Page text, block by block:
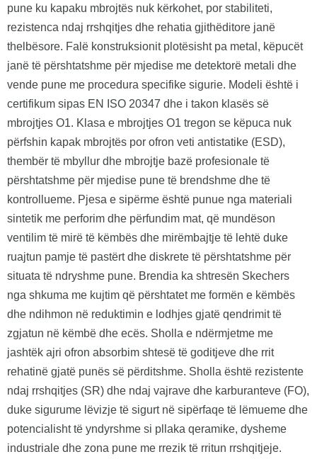
pune ku kapaku mbrojtës nuk kërkohet, por stabiliteti,
rezistenca ndaj rrshqitjes dhe rehatia gjithëditore janë
thelbësore. Falë konstruksionit plotësisht pa metal, këpucët
janë të përshtatshme për mjedise me detektorë metali dhe
vende pune me procedura specifike sigurie. Modeli është i
certifikum sipas EN ISO 20347 dhe i takon klasës së
mbrojtjes O1. Klasa e mbrojtjes O1 tregon se këpuca nuk
përfshin kapak mbrojtës por ofron veti antistatike (ESD),
thembër të mbyllur dhe mbrojtje bazë profesionale të
përshtatshme për mjedise pune të brendshme dhe të
kontrollueme. Pjesa e sipërme është punue nga materiali
sintetik me perforim dhe përfundim mat, që mundëson
ventilim të mirë të këmbës dhe mirëmbajtje të lehtë duke
ruajtun pamje të pastërt dhe diskrete të përshtatshme për
situata të ndryshme pune. Brendia ka shtresën Skechers
nga shkuma me kujtim që përshtatet me formën e këmbës
dhe ndihmon në reduktimin e lodhjes gjatë qendrimit të
zgjatun në këmbë dhe ecës. Sholla e ndërmjetme me
jashtëk ajri ofron absorbim shtesë të goditjeve dhe rrit
rehatinë gjatë punës së përditshme. Sholla është rezistente
ndaj rrshqitjes (SR) dhe ndaj vajrave dhe karburanteve (FO),
duke sigurume lëvizje të sigurt në sipërfaqe të lëmueme dhe
potencialisht të yndyrshme si pllaka qeramike, dysheme
industriale dhe zona pune me rrezik të rritun rrshqitjeje.